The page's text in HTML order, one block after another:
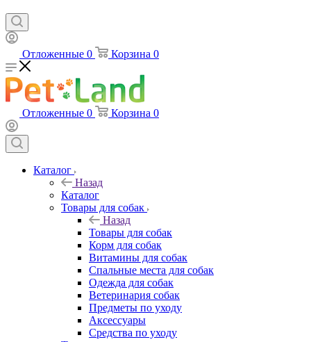
Отложенные 0 Корзина 0
Отложенные 0 Корзина 0
Каталог
Назад
Каталог
Товары для собак
Назад
Товары для собак
Корм для собак
Витамины для собак
Спальные места для собак
Одежда для собак
Ветеринария собак
Предметы по уходу
Аксессуары
Средства по уходу